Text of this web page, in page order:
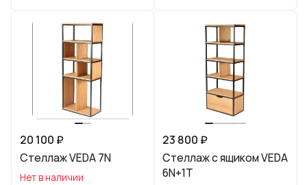
20 100 ₽
Стеллаж VEDA 7N
Нет в наличии
23 800 ₽
Стеллаж с ящиком VEDA
6N+1T